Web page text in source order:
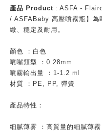
產品 Product : ASFA -
/ ASFABaby 高壓噴霧瓶】
緻、穩定及耐用。
顏色 ：白色
噴嘴類型 ：0.28mm
噴霧輸出量 ：1-1.2 ml
材質 ：PE, PP, 彈簧
產品特性：
细腻薄雾 ：高質量的細膩薄霧